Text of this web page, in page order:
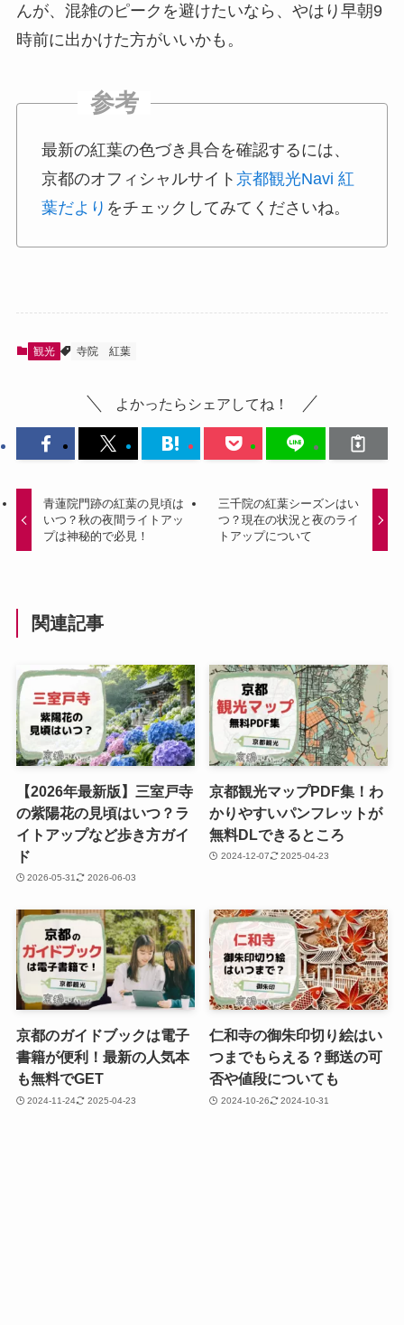
んが、混雑のピークを避けたいなら、やはり早朝9
時前に出かけた方がいいかも。
最新の紅葉の色づき具合を確認するには、
京都のオフィシャルサイト 京都観光Navi 紅
葉だより をチェックしてみてくださいね。
観光 寺院 紅葉
よかったらシェアしてね！
青蓮院門跡の紅葉の見頃は
いつ？秋の夜間ライトアッ
プは神秘的で必見！
三千院の紅葉シーズンはい
つ？現在の状況と夜のライ
トアップについて
関連記事
【2026年最新版】三室戸寺
の紫陽花の見頃はいつ？ラ
イトアップなど歩き方ガイ
ド
2026-05-31 2026-06-03
京都観光マップPDF集！わ
かりやすいパンフレットが
無料DLできるところ
2024-12-07 2025-04-23
京都のガイドブックは電子
書籍が便利！最新の人気本
も無料でGET
2024-11-24 2025-04-23
仁和寺の御朱印切り絵はい
つまでもらえる？郵送の可
否や値段についても
2024-10-26 2024-10-31